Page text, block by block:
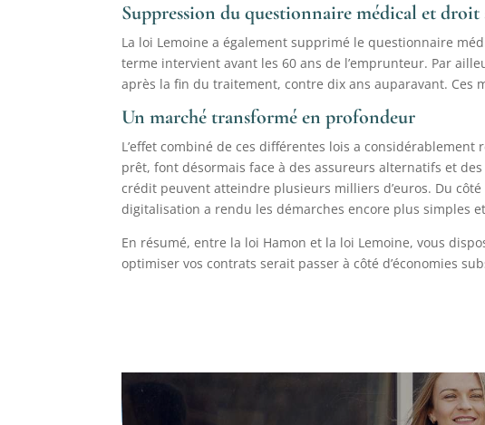
Suppression du questionnaire médical et droit
La loi Lemoine a également supprimé le questionnaire
terme intervient avant les 60 ans de l’emprunteur. Par
après la fin du traitement, contre dix ans auparavant. Ces
Un marché transformé en profondeur
L’effet combiné de ces différentes lois a
prêt, font désormais face à des assureurs alternatifs et
crédit peuvent atteindre plusieurs milliers d’euros. Du
digitalisation a rendu les démarches encore plus simples
En résumé, entre la loi Hamon et la loi Lemoine, vous
optimiser vos contrats serait passer à côté d’économies